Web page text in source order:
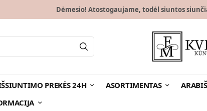
Dėmesio! Atostogaujame, todėl siuntos
PREKĖS 24H ASORTIMENTAS